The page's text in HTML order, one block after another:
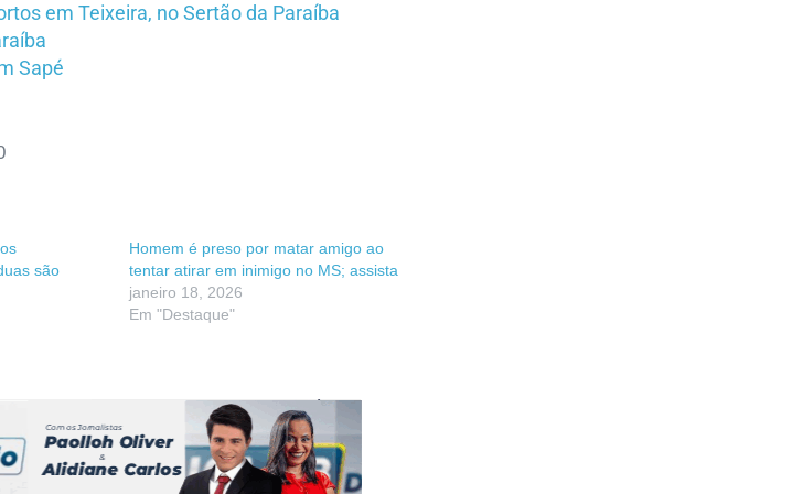
em Teixeira, no Sertão da Paraíba
Sapé
são
Homem é preso por matar amigo ao
tentar atirar em inimigo no MS; assista
janeiro 18, 2026
Em "Destaque"